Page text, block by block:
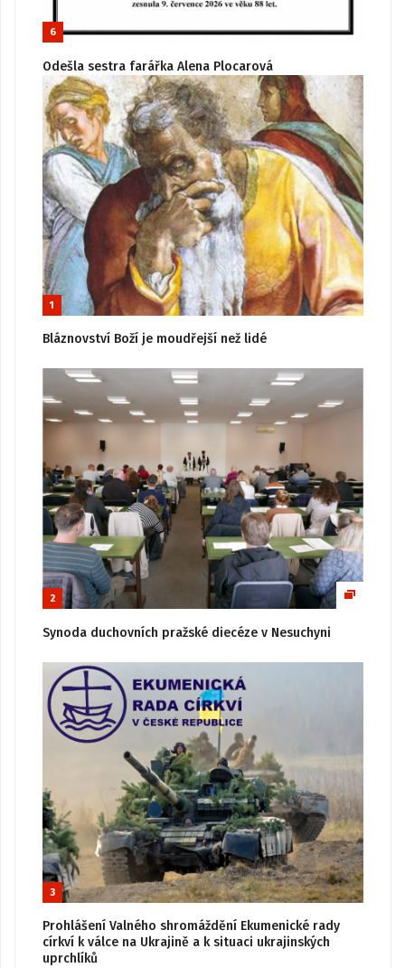
6
Odešla sestra farářka Alena Plocarová
1
Bláznovství Boží je moudřejší než lidé
2
Synoda duchovních pražské diecéze v Nesuchyni
3
Prohlášení Valného shromáždění Ekumenické rady
církví k válce na Ukrajině a k situaci ukrajinských
uprchlíků